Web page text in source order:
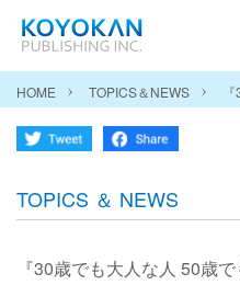
HOME TOPICS＆NEWS
TOPICS ＆ NEWS
『30歳でも大人な人 50歳